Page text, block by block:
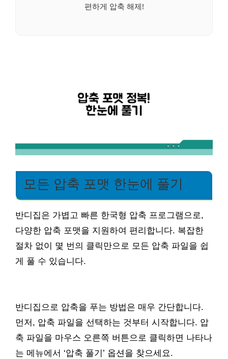
편하게 압축 해제!
모든 압축 포맷 한눈에 풀기
반디집은 가볍고 빠른 한국형 압축 프로그램으로,
다양한 압축 포맷을 지원하여 편리합니다. 복잡한
절차 없이 몇 번의 클릭만으로 모든 압축 파일을 쉽
게 풀 수 있습니다.
반디집으로 압축을 푸는 방법은 매우 간단합니다.
먼저, 압축 파일을 선택하는 것부터 시작합니다. 압
축 파일을 마우스 오른쪽 버튼으로 클릭하면 나타나
는 메뉴에서 ‘압축 풀기’ 옵션을 찾으세요.